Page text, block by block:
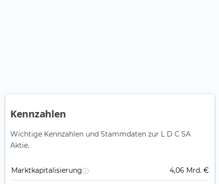
Kennzahlen
Wichtige Kennzahlen und Stammdaten zur L D C SA
Aktie.
Marktkapitalisierung 4,06 Mrd. €